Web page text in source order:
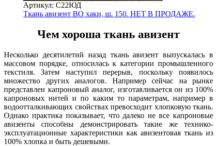
Артикул: С22ЮД
Ткань авизент ВО хаки, ш. 150. НЕТ В ПРОДАЖЕ.
Чем хороша ткань авизент
Несколько десятилетий назад ткань авизент выпускалась в
массовом порядке, относилась к категории промышленного
текстиля. Затем наступил перерыв, поскольку появилось
множество других аналогов. Например сейчас на рынке
представлен капроновый аналог, изготавливается он из 100%
капроновых нитей и по каким то параметрам, например в
водоотталкивающих свойствах превосходит хлопковую ткань.
Однако практика показывает, что далеко не все капроновые
авизенты способны демонстрировать такие же технико-
эксплуатационные характеристики как авизентовая ткань из
100% хлопка и быть дешевыми.